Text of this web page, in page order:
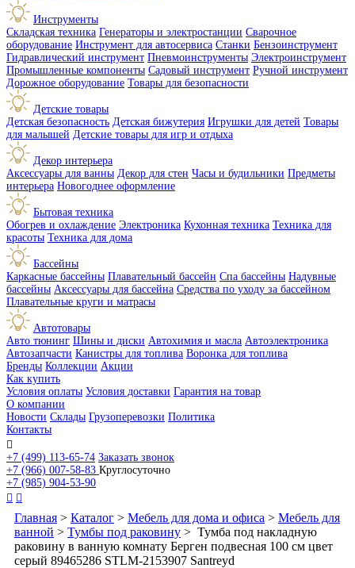
Инструменты
Складская техника Генераторы и электростанции Сварочное
оборудование Инструмент для автосервиса Станки Бензоинструмент
Гидравлический инструмент Пневмоинструменты Электроинструмент
Промышленные компоненты Садовый инструмент Ручной инструмент
Дорожное оборудование Товары для безопасности
Детские товары
Детская безопасность Детская бижутерия Игрушки для детей Товары
для малышей Детские товары для игр и отдыха
Декор интерьера
Аксессуары для ванны Декор для стен Часы и будильники Предметы
интерьера Новогоднее оформление
Бытовая техника
Обогрев и охлаждение Электроника Кухонная техника Техника для
красоты Техника для дома
Бассейны
Каркасные бассейны Плавательный бассейн Спа бассейны Надувные
бассейны Аксессуары для бассейна Средства по уходу за бассейном
Плавательные круги и матрасы
Автотовары
Авто тюнинг Шины и диски Автохимия и масла Автоэлектроника
Автозапчасти Канистры для топлива Воронка для топлива
Бренды Коллекции Акции
Как купить
Условия оплаты Условия доставки Гарантия на товар
О компании
Новости Склады Грузоперевозки Политика
Контакты

+7 (499) 113-65-74 Заказать звонок
+7 (966) 007-58-83 Круглосуточно
+7 (985) 904-53-90
 
Главная > Каталог > Мебель для дома и офиса > Мебель для
ванной > Тумбы под раковину > Тумба под накладную
раковину в ванную комнату Берген подвесная 100 см цвет
серый 89465286 STLM-2153907 Santreyd